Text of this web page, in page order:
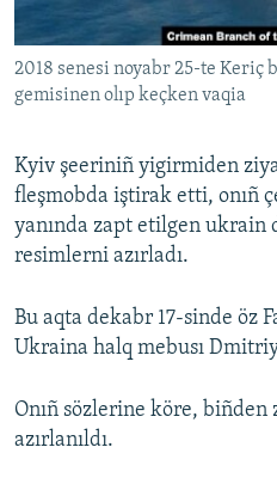
Українською
QOŞULIÑIZ!
RFE/RS bütün saytları
2018 senesi noyabr 25-te Keriç
gemisinen olıp keçken vaqia
Kyiv şeeriniñ yigirmiden
fleşmobda iştirak etti, onıñ
yanında zapt etilgen ukrain
resimlerni azırladı.
Bu aqta dekabr 17-sinde öz
Ukraina halq mebusı
Onıñ sözlerine köre,
azırlanıldı.